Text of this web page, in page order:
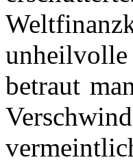
betraut